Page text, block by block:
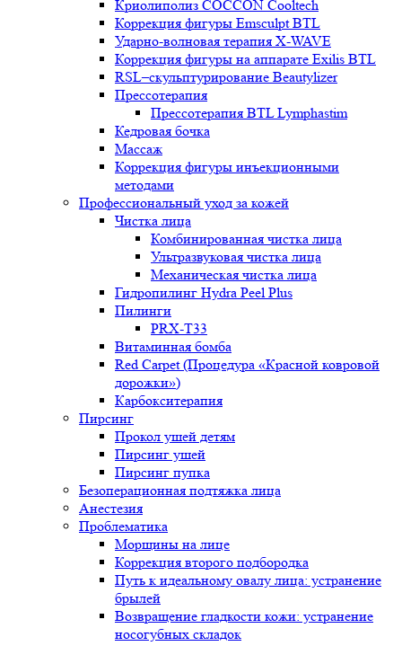
Криолиполиз COCCON Cooltech
Коррекция фигуры Emsculpt BTL
Ударно-волновая терапия X-WAVE
Коррекция фигуры на аппарате Exilis BTL
RSL–скульптурирование Beautylizer
Прессотерапия
Прессотерапия BTL Lymphastim
Кедровая бочка
Массаж
Коррекция фигуры инъекционными
методами
Профессиональный уход за кожей
Чистка лица
Комбинированная чистка лица
Ультразвуковая чистка лица
Механическая чистка лица
Гидропилинг Hydra Peel Plus
Пилинги
PRX-T33
Витаминная бомба
Red Carpet (Процедура «Красной ковровой
дорожки»)
Карбокситерапия
Пирсинг
Прокол ушей детям
Пирсинг ушей
Пирсинг пупка
Безоперационная подтяжка лица
Анестезия
Проблематика
Морщины на лице
Коррекция второго подбородка
Путь к идеальному овалу лица: устранение
брылей
Возвращение гладкости кожи: устранение
носогубных складок